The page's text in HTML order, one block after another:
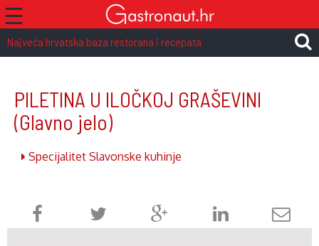
☰
Najveća hrvatska baza restorana i recepata
PILETINA U ILOČKOJ GRAŠEVINI
(Glavno jelo)
Specijalitet Slavonske kuhinje